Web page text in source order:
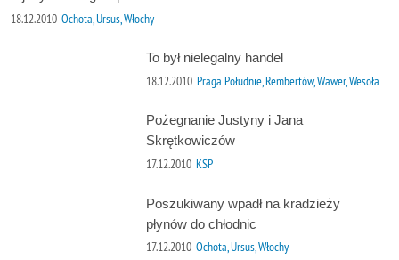
18.12.2010 Ochota, Ursus, Włochy
To był nielegalny handel
18.12.2010 Praga Południe, Rembertów, Wawer, Wesoła
Pożegnanie Justyny i Jana
Skrętkowiczów
17.12.2010 KSP
Poszukiwany wpadł na kradzieży
płynów do chłodnic
17.12.2010 Ochota, Ursus, Włochy